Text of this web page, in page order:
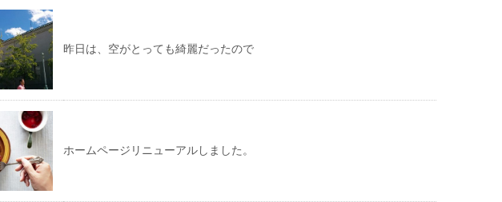
昨日は、空がとっても綺麗だったので
ホームページリニューアルしました。